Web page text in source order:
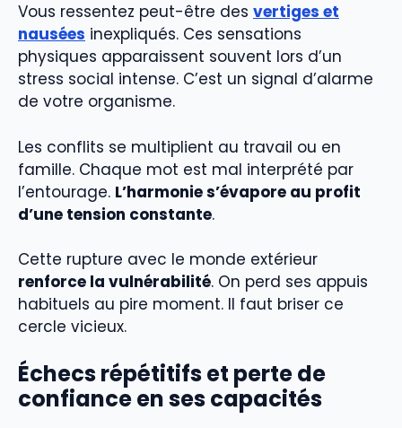
Vous ressentez peut-être des vertiges et
nausées inexpliqués. Ces sensations
physiques apparaissent souvent lors d’un
stress social intense. C’est un signal d’alarme
de votre organisme.
Les conflits se multiplient au travail ou en
famille. Chaque mot est mal interprété par
l’entourage. L’harmonie s’évapore au profit
d’une tension constante.
Cette rupture avec le monde extérieur
renforce la vulnérabilité. On perd ses appuis
habituels au pire moment. Il faut briser ce
cercle vicieux.
Échecs répétitifs et perte de
confiance en ses capacités